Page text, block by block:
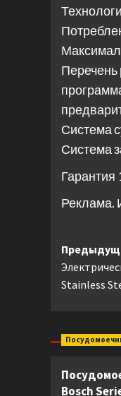
Перечень
Система
Система
Гарантия
Реклама.
Stainless
Bosch